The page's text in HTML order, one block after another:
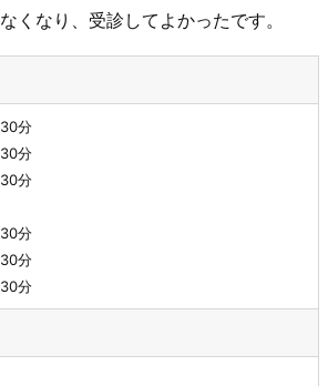
くなり、受診してよかったです。
分
分
分
分
分
分